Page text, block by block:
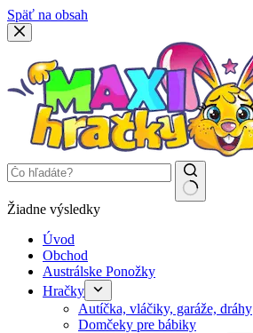
Späť na obsah
Žiadne výsledky
Úvod
Obchod
Austrálske Ponožky
Hračky
Autíčka, vláčiky, garáže, dráhy
Domčeky pre bábiky